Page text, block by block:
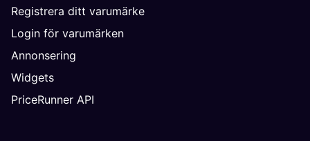
Registrera ditt varumärke
Login för varumärken
Annonsering
Widgets
PriceRunner API